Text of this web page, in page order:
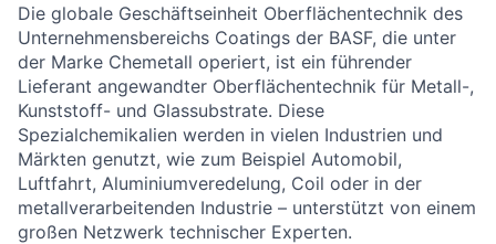
Die globale Geschäftseinheit Oberflächentechnik des
Unternehmensbereichs Coatings der BASF, die unter
der Marke Chemetall operiert, ist ein führender
Lieferant angewandter Oberflächentechnik für Metall-,
Kunststoff- und Glassubstrate. Diese
Spezialchemikalien werden in vielen Industrien und
Märkten genutzt, wie zum Beispiel Automobil,
Luftfahrt, Aluminiumveredelung, Coil oder in der
metallverarbeitenden Industrie – unterstützt von einem
großen Netzwerk technischer Experten.